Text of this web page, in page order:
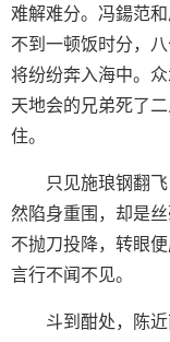
难解难分。冯鍚范
不到一顿饭时分，
将纷纷奔入海中。
天地会的兄弟死了
住。
只见施琅钢翻
然陷身重围，却是
不抛刀投降，转眼
言行不闻不见。
斗到酣处，陈